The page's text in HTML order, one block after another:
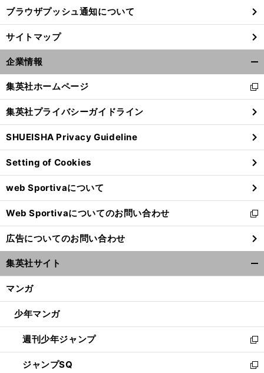
ブラウザプッシュ通知について
サイトマップ
企業情報
閉
る
集英社ホームページ
新
し
い
ウ
ィ
ン
ド
ウ
で
開
く
集英社プライバシーガイドライン
SHUEISHA Privacy Guideline
Setting of Cookies
web Sportivaについて
Web Sportivaについてのお問い合わせ
新
し
い
ウ
ィ
ン
ウ
開
く
広告についてのお問い合わせ
集英社サイト
マンガ
少年マンガ
週刊少年ジャンプ
新
し
い
ジャンプSQ
新